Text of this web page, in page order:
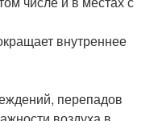
внутреннее
перепадов